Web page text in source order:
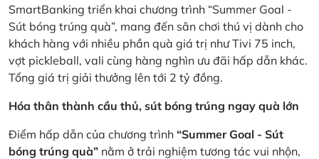
SmartBanking triển khai chương trình “Summer Goal -
Sút bóng trúng quà”, mang đến sân chơi thú vị dành cho
khách hàng với nhiều phần quà giá trị như Tivi 75 inch,
vợt pickleball, vali cùng hàng nghìn ưu đãi hấp dẫn khác.
Tổng giá trị giải thưởng lên tới 2 tỷ đồng.
Hóa thân thành cầu thủ, sút bóng trúng ngay quà lớn
Điểm hấp dẫn của chương trình “Summer Goal - Sút
bóng trúng quà” nằm ở trải nghiệm tương tác vui nhộn,